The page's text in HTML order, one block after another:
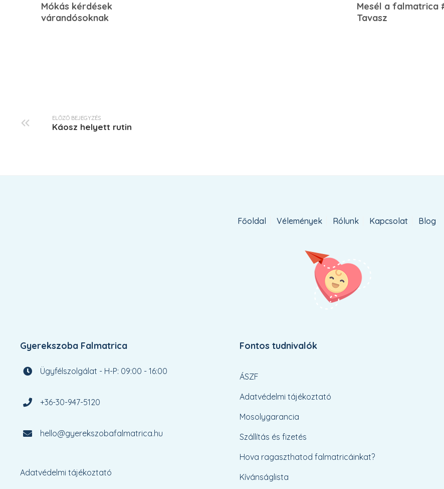
Mókás kérdések
várandósoknak
Mesél a falmatrica
Tavasz
ELŐZŐ BEJEGYZÉS
Káosz helyett rutin
Főoldal Vélemények Rólunk Kapcsolat Blog
Gyerekszoba Falmatrica
Ügyfélszolgálat - H-P: 09:00 - 16:00
+36-30-947-5120
hello@gyerekszobafalmatrica.hu
Adatvédelmi tájékoztató
Fontos tudnivalók
ÁSZF
Adatvédelmi tájékoztató
Mosolygarancia
Szállítás és fizetés
Hova ragaszthatod falmatricáinkat?
Kívánságlista